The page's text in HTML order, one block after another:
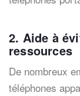
2. Aide à
ressources
De nombreux
téléphones